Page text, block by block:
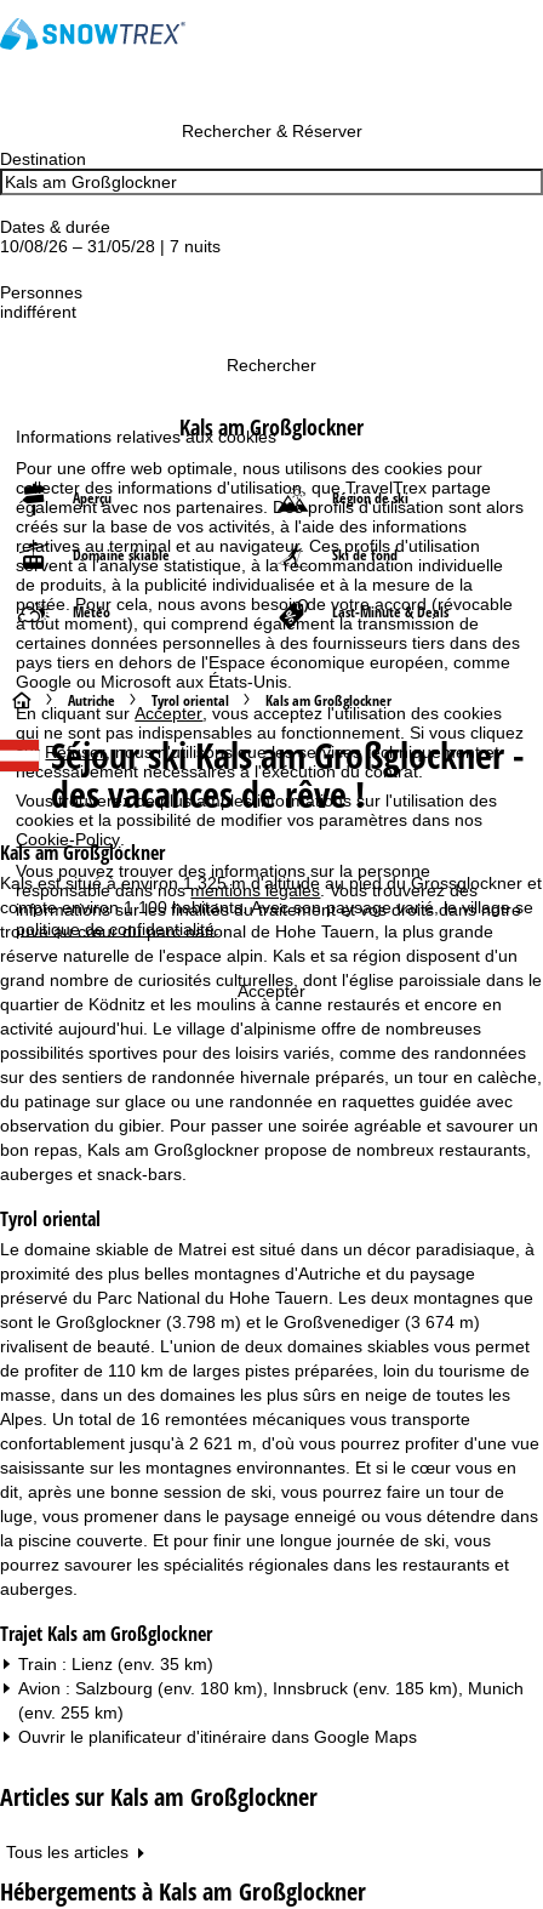
Informations relatives aux cookies
Pour une offre web optimale, nous utilisons des cookies pour
collecter des informations d'utilisation, que TravelTrex partage
également avec nos partenaires. Des profils d'utilisation sont alors
créés sur la base de vos activités, à l'aide des informations
relatives au terminal et au navigateur. Ces profils d'utilisation
servent à l'analyse statistique, à la recommandation individuelle
de produits, à la publicité individualisée et à la mesure de la
portée. Pour cela, nous avons besoin de votre accord (révocable
à tout moment), qui comprend également la transmission de
certaines données personnelles à des fournisseurs tiers dans des
pays tiers en dehors de l'Espace économique européen, comme
Google ou Microsoft aux États-Unis.
En cliquant surAccepter, vous acceptez l'utilisation des cookies
qui ne sont pas indispensables au fonctionnement. Si vous cliquez
sur Refuser, nous n'utilisons que les services techniquement et
nécessairement nécessaires à l'exécution du contrat.
Vous trouverez de plus amples informations sur l'utilisation des
cookies et la possibilité de modifier vos paramètres dans nos
Cookie-Policy
Vous pouvez trouver des informations sur la personne
responsable dans nosmentions légales . Vous trouverez des
informations sur les finalités du traitement et vos droits dans notre
politique de confidentialité.
Accepter
Rechercher & Réserver
Destination
Dates & durée
10/08/26 – 31/05/28 | 7 nuits
Personnes
indifférent
Rechercher
Kals am Großglockner
Aperçu Région de ski
Domaine skiable Ski de fond
Météo Last-Minute & Deals
P
a
g
e
d
a
c
c
u
i
l
Autriche Tyrol oriental Kals am Großglockner
Séjour skiKals am Großglockner -
des vacances de rêve !
Kals am Großglockner
Kals est situé à environ 1 325 m d'altitude au pied du Grossglockner et
compte environ 1 100 habitants. Avec son paysage varié, le village se
trouve au cœur du parc national de Hohe Tauern, la plus grande
réserve naturelle de l'espace alpin. Kals et sa région disposent d'un
grand nombre de curiosités culturelles, dont l'église paroissiale dans le
quartier de Ködnitz et les moulins à canne restaurés et encore en
activité aujourd'hui. Le village d'alpinisme offre de nombreuses
possibilités sportives pour des loisirs variés, comme des randonnées
sur des sentiers de randonnée hivernale préparés, un tour en calèche,
du patinage sur glace ou une randonnée en raquettes guidée avec
observation du gibier. Pour passer une soirée agréable et savourer un
bon repas, Kals am Großglockner propose de nombreux restaurants,
auberges et snack-bars.
Tyrol oriental
Le domaine skiable de Matrei est situé dans un décor paradisiaque, à
proximité des plus belles montagnes d'Autriche et du paysage
préservé du Parc National du Hohe Tauern. Les deux montagnes que
sont le Großglockner (3.798 m) et le Großvenediger (3 674 m)
rivalisent de beauté. L'union de deux domaines skiables vous permet
de profiter de 110 km de larges pistes préparées, loin du tourisme de
masse, dans un des domaines les plus sûrs en neige de toutes les
Alpes. Un total de 16 remontées mécaniques vous transporte
confortablement jusqu'à 2 621 m, d'où vous pourrez profiter d'une vue
saisissante sur les montagnes environnantes. Et si le cœur vous en
dit, après une bonne session de ski, vous pourrez faire un tour de
luge, vous promener dans le paysage enneigé ou vous détendre dans
la piscine couverte. Et pour finir une longue journée de ski, vous
pourrez savourer les spécialités régionales dans les restaurants et
auberges.
Trajet Kals am Großglockner
Train : Lienz (env. 35 km)
Avion : Salzbourg (env. 180 km), Innsbruck (env. 185 km), Munich
(env. 255 km)
Ouvrir le planificateur d'itinéraire dans Google Maps
Articles sur Kals am Großglockner
Tous les articles
Hébergements à Kals am Großglockner